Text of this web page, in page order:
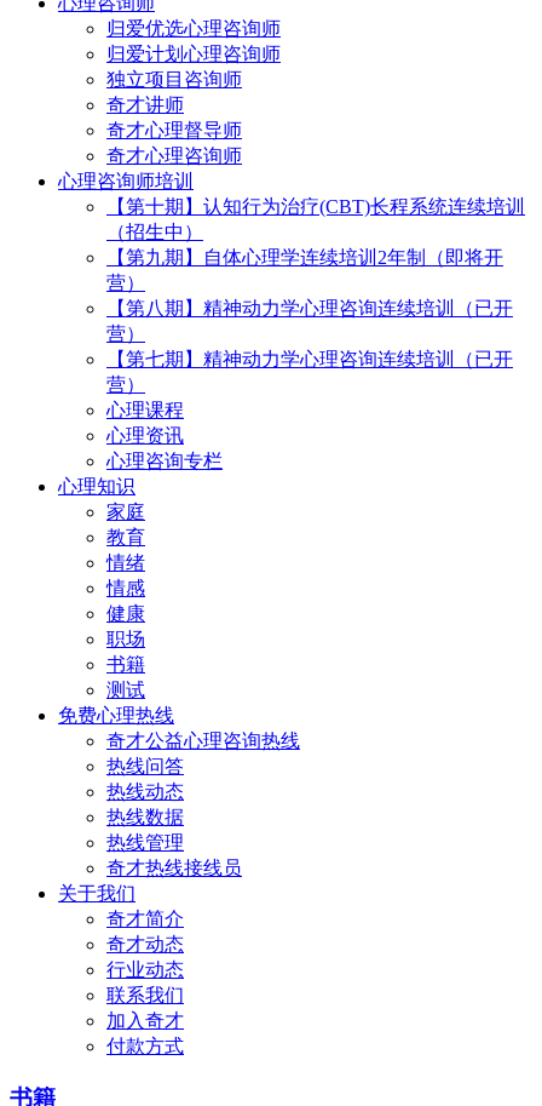
归爱优选心理咨询师
归爱计划心理咨询师
独立项目咨询师
奇才讲师
奇才心理督导师
奇才心理咨询师
心理咨询师培训
【第十期】认知行为治疗(CBT)长程系统连续培训
（招生中）
【第九期】自体心理学连续培训2年制（即将开
营）
【第八期】精神动力学心理咨询连续培训（已开
营）
【第七期】精神动力学心理咨询连续培训（已开
营）
心理课程
心理资讯
心理咨询专栏
心理知识
家庭
教育
情绪
情感
健康
职场
书籍
测试
免费心理热线
奇才公益心理咨询热线
热线问答
热线动态
热线数据
热线管理
奇才热线接线员
关于我们
奇才简介
奇才动态
行业动态
联系我们
加入奇才
付款方式
书籍